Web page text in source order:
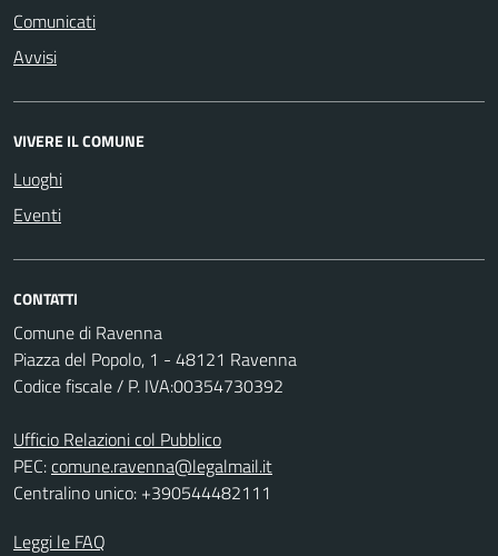
Comunicati
Avvisi
VIVERE IL COMUNE
Luoghi
Eventi
CONTATTI
Comune di Ravenna
Piazza del Popolo, 1 - 48121 Ravenna
Codice fiscale / P. IVA:00354730392
Ufficio Relazioni col Pubblico
PEC:comune.ravenna@legalmail.it
Centralino unico: +390544482111
Leggi le FAQ